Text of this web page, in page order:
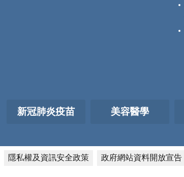
新冠肺炎疫苗 美容醫學
隱私權及資訊安全政策 政府網站資料開放宣告